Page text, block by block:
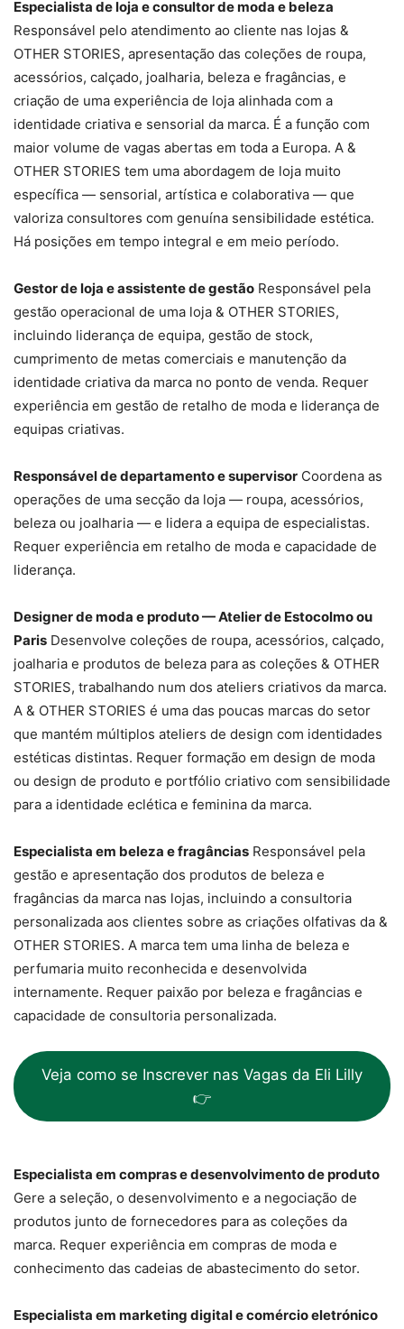
Especialista de loja e consultor de moda e beleza
Responsável pelo atendimento ao cliente nas lojas &
OTHER STORIES, apresentação das coleções de roupa,
acessórios, calçado, joalharia, beleza e fragâncias, e
criação de uma experiência de loja alinhada com a
identidade criativa e sensorial da marca. É a função com
maior volume de vagas abertas em toda a Europa. A &
OTHER STORIES tem uma abordagem de loja muito
específica — sensorial, artística e colaborativa — que
valoriza consultores com genuína sensibilidade estética.
Há posições em tempo integral e em meio período.
Gestor de loja e assistente de gestão Responsável pela
gestão operacional de uma loja & OTHER STORIES,
incluindo liderança de equipa, gestão de stock,
cumprimento de metas comerciais e manutenção da
identidade criativa da marca no ponto de venda. Requer
experiência em gestão de retalho de moda e liderança de
equipas criativas.
Responsável de departamento e supervisor Coordena as
operações de uma secção da loja — roupa, acessórios,
beleza ou joalharia — e lidera a equipa de especialistas.
Requer experiência em retalho de moda e capacidade de
liderança.
Designer de moda e produto — Atelier de Estocolmo ou
Paris Desenvolve coleções de roupa, acessórios, calçado,
joalharia e produtos de beleza para as coleções & OTHER
STORIES, trabalhando num dos ateliers criativos da marca.
A & OTHER STORIES é uma das poucas marcas do setor
que mantém múltiplos ateliers de design com identidades
estéticas distintas. Requer formação em design de moda
ou design de produto e portfólio criativo com sensibilidade
para a identidade eclética e feminina da marca.
Especialista em beleza e fragâncias Responsável pela
gestão e apresentação dos produtos de beleza e
fragâncias da marca nas lojas, incluindo a consultoria
personalizada aos clientes sobre as criações olfativas da &
OTHER STORIES. A marca tem uma linha de beleza e
perfumaria muito reconhecida e desenvolvida
internamente. Requer paixão por beleza e fragâncias e
capacidade de consultoria personalizada.
Veja como se Inscrever nas Vagas da Eli Lilly
👉
Especialista em compras e desenvolvimento de produto
Gere a seleção, o desenvolvimento e a negociação de
produtos junto de fornecedores para as coleções da
marca. Requer experiência em compras de moda e
conhecimento das cadeias de abastecimento do setor.
Especialista em marketing digital e comércio eletrónico